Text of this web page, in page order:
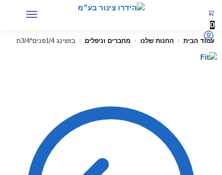
0
עמוד הבית / החנות שלנו / מחברים וניפלים / בושינג 1/4פנים*3/4ח